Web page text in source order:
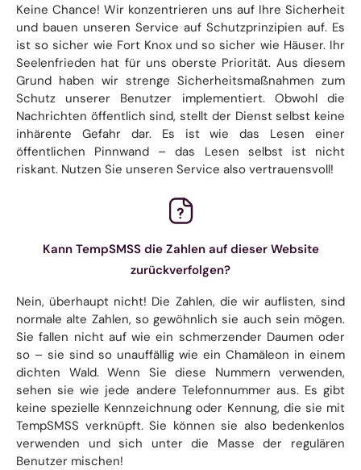
Keine Chance! Wir konzentrieren uns auf Ihre Sicherheit
und bauen unseren Service auf Schutzprinzipien auf. Es
ist so sicher wie Fort Knox und so sicher wie Häuser. Ihr
Seelenfrieden hat für uns oberste Priorität. Aus diesem
Grund haben wir strenge Sicherheitsmaßnahmen zum
Schutz unserer Benutzer implementiert. Obwohl die
Nachrichten öffentlich sind, stellt der Dienst selbst keine
inhärente Gefahr dar. Es ist wie das Lesen einer
öffentlichen Pinnwand – das Lesen selbst ist nicht
riskant. Nutzen Sie unseren Service also vertrauensvoll!
Kann TempSMSS die Zahlen auf dieser Website
zurückverfolgen?
Nein, überhaupt nicht! Die Zahlen, die wir auflisten, sind
normale alte Zahlen, so gewöhnlich sie auch sein mögen.
Sie fallen nicht auf wie ein schmerzender Daumen oder
so – sie sind so unauffällig wie ein Chamäleon in einem
dichten Wald. Wenn Sie diese Nummern verwenden,
sehen sie wie jede andere Telefonnummer aus. Es gibt
keine spezielle Kennzeichnung oder Kennung, die sie mit
TempSMSS verknüpft. Sie können sie also bedenkenlos
verwenden und sich unter die Masse der regulären
Benutzer mischen!